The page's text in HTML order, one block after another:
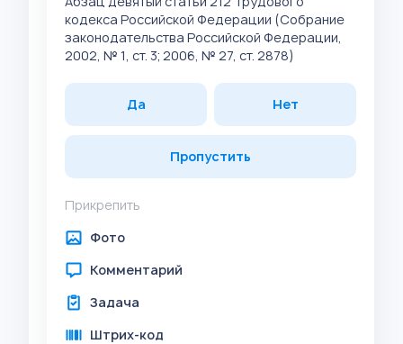
кодекса Российской Федерации (Собрание
законодательства Российской Федерации,
2002, № 1, ст. 3; 2006, № 27, ст. 2878)
Да Нет
Пропустить
Прикрепить
Фото
Комментарий
Задача
Штрих-код